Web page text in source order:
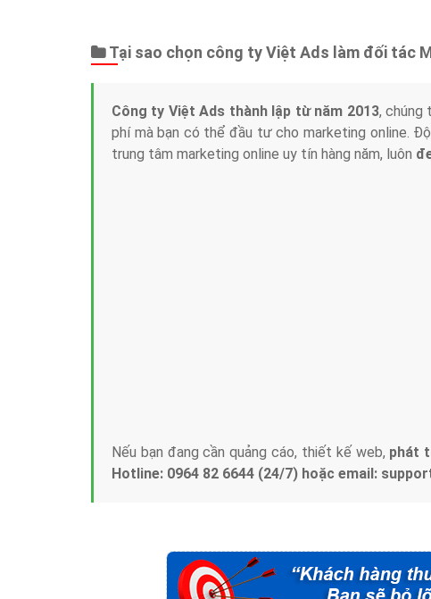
Tại sao chọn công ty Việt Ads làm đối tác
Công ty Việt Ads thành lập từ năm 2013, chúng
phí mà bạn có thể đầu tư cho marketing online.
trung tâm marketing online uy tín hàng năm, luôn
Nếu bạn đang cần quảng cáo, thiết kế web, phát
Hotline: 0964 82 6644 (24/7) hoặc email: